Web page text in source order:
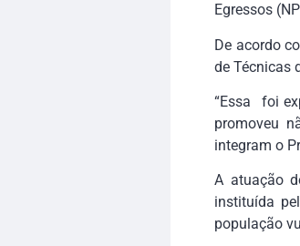
Egressos
De acordo
de Técnicas
“Essa foi
promoveu
integram o
A atuação
instituída
população